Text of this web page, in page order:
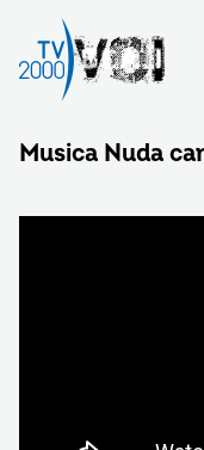
Musica Nuda